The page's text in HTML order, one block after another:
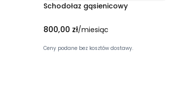
Schodołaz gąsienicowy
Cena
800,00 zł/miesiąc
Ceny podane bez kosztów dostawy.